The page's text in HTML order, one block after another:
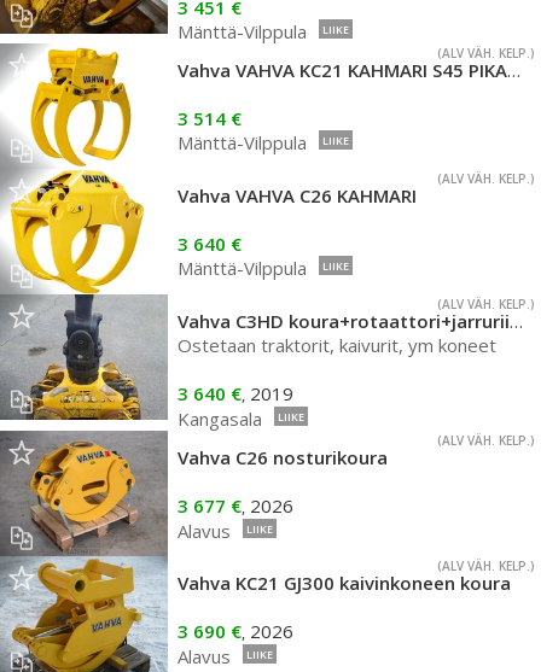
3 451 €
Mänttä-Vilppula
LIIKE
(ALV VÄH. KELP.)
Vahva VAHVA KC21 KAHMARI S45 PIKAKIINNIKKEELLÄ
3 514 €
Mänttä-Vilppula
LIIKE
(ALV VÄH. KELP.)
Vahva VAHVA C26 KAHMARI
3 640 €
Mänttä-Vilppula
LIIKE
(ALV VÄH. KELP.)
Vahva C3HD koura+rotaattori+jarruriipuke
Ostetaan traktorit, kaivurit, ym koneet
3 640 €, 2019
Kangasala
LIIKE
(ALV VÄH. KELP.)
Vahva C26 nosturikoura
3 677 €, 2026
Alavus
LIIKE
(ALV VÄH. KELP.)
Vahva KC21 GJ300 kaivinkoneen koura
3 690 €, 2026
Alavus
LIIKE